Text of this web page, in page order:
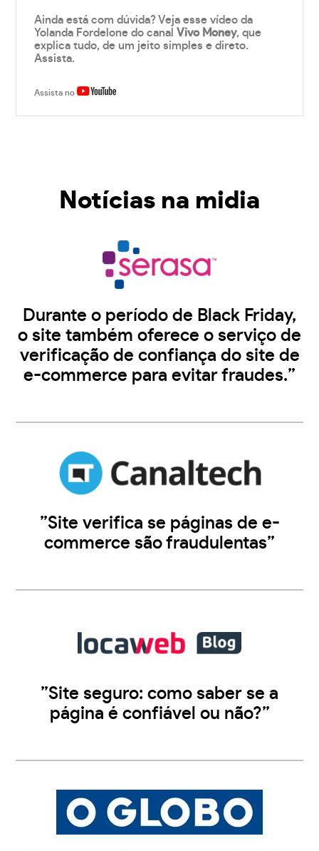
Ainda está com dúvida? Veja esse vídeo da
Yolanda Fordelone do canalVivo Money, que
explica tudo, de um jeito simples e direto.
Assista.
Assista no
Notícias na midia
Durante o período de Black Friday,
o site também oferece o serviço de
verificação de confiança do site de
e-commerce para evitar fraudes.”
”Site verifica se páginas de e-
commerce são fraudulentas”
”Site seguro: como saber se a
página é confiável ou não?”